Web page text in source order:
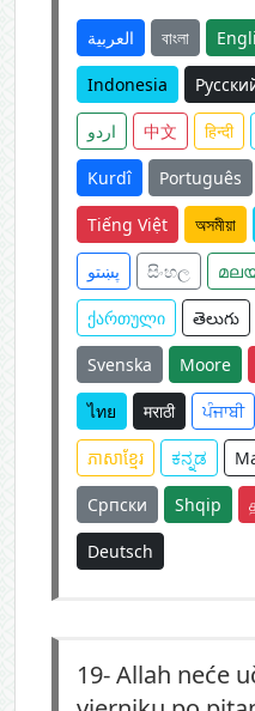
العربية বাংলা
Indonesia
اردو 中文 हिन्दी
Kurdî Português
Tiếng Việt অসমীয়া
پښتو සිංහල
ქართული తెలుగు
Svenska Moore
ไทย मराठी ਪੰਜਾਬੀ
ភាសាខ្មែរ ಕನ್ನಡ
Српски Shqip
Deutsch
19-Allah neće